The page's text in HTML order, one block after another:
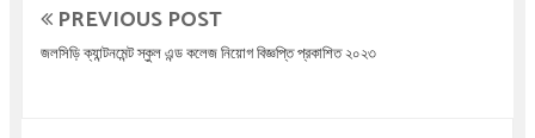
PREVIOUS POST
জলসিড়ি ক্যান্টনমেন্ট স্কুল এন্ড কলেজ নিয়োগ বিজ্ঞপ্তি প্রকাশিত ২০২৩